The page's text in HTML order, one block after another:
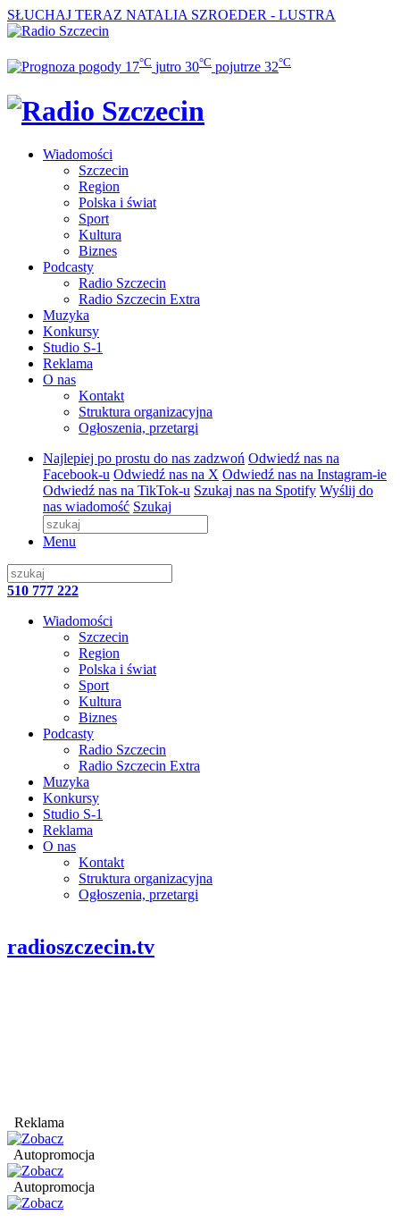
SŁUCHAJ TERAZ NATALIA SZROEDER - LUSTRA
17°C jutro 30°C pojutrze 32°C
Wiadomości
Szczecin
Region
Polska i świat
Sport
Kultura
Biznes
Podcasty
Radio Szczecin
Radio Szczecin Extra
Muzyka
Konkursy
Studio S-1
Reklama
O nas
Kontakt
Struktura organizacyjna
Ogłoszenia, przetargi
Najlepiej po prostu do nas zadzwoń Odwiedź nas na
Facebook-u Odwiedź nas na X Odwiedź nas na Instagram-ie
Odwiedź nas na TikTok-u Szukaj nas na Spotify Wyślij do
nas wiadomość Szukaj
Menu
510 777 222
Wiadomości
Szczecin
Region
Polska i świat
Sport
Kultura
Biznes
Podcasty
Radio Szczecin
Radio Szczecin Extra
Muzyka
Konkursy
Studio S-1
Reklama
O nas
Kontakt
Struktura organizacyjna
Ogłoszenia, przetargi
radioszczecin.tv
Reklama
Autopromocja
Autopromocja